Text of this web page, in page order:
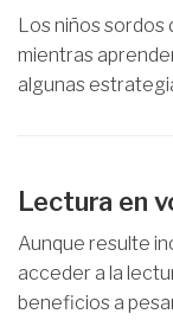
Los niños sordos
mientras
algunas
Lectura en
Aunque resulte
acceder a la
beneficios a